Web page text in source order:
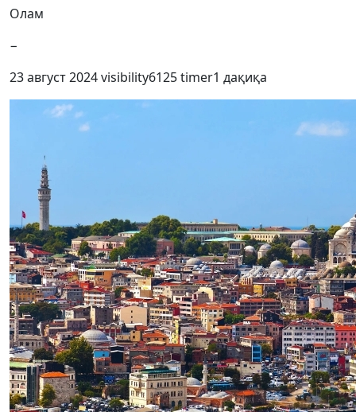
Олам
−
23 август 2024visibility6125timer1 дақиқа